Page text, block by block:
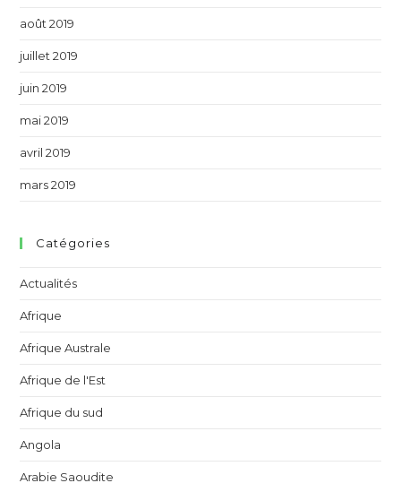
août 2019
juillet 2019
juin 2019
mai 2019
avril 2019
mars 2019
Catégories
Actualités
Afrique
Afrique Australe
Afrique de l'Est
Afrique du sud
Angola
Arabie Saoudite